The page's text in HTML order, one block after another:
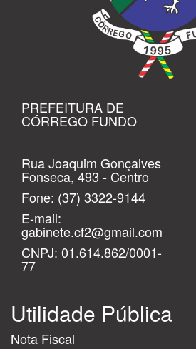
PREFEITURA DE
CÓRREGO FUNDO
Rua Joaquim Gonçalves
Fonseca, 493 - Centro
Fone: (37) 3322-9144
E-mail:
gabinete.cf2@gmail.com
CNPJ: 01.614.862/0001-
77
Utilidade Pública
Nota Fiscal